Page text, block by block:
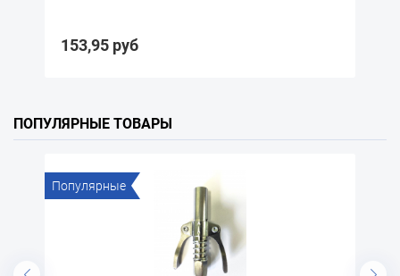
153,95 руб
ПОПУЛЯРНЫЕ ТОВАРЫ
Популярные